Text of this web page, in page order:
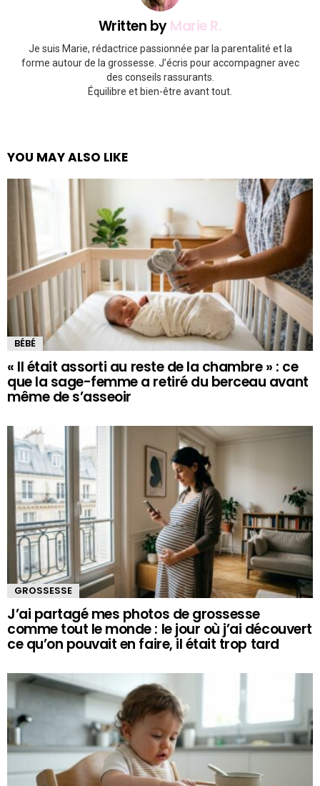
Written byMarie R.
Je suis Marie, rédactrice passionnée par la parentalité et la
forme autour de la grossesse. J’écris pour accompagner avec
des conseils rassurants.
Équilibre et bien-être avant tout.
YOU MAY ALSO LIKE
BÉBÉ
« Il était assorti au reste de la chambre » : ce
que la sage-femme a retiré du berceau avant
même de s’asseoir
GROSSESSE
J’ai partagé mes photos de grossesse
comme tout le monde : le jour où j’ai découvert
ce qu’on pouvait en faire, il était trop tard